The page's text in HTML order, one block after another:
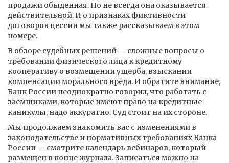
продажи обыденная. Но не всегда она оказывается
действительной. И о признаках фиктивности
договоров цессии мы также рассказываем в этом
номере.
В обзоре судебных решений — сложные вопросы о
требовании физического лица к кредитному
кооперативу о возмещении ущерба, взыскании
компенсации морального вреда. И обратите внимание,
Банк России неоднократно говорил, что работать с
заемщиками, которые имеют право на кредитные
каникулы, надо аккуратно. Суд стоит на их стороне.
Мы продолжаем знакомить вас с изменениями в
законодательстве и нормативных требованиях Банка
России — смотрите календарь вебинаров, который
размещен в конце журнала. Записаться можно на